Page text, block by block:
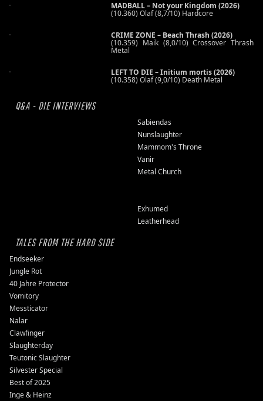
MADBALL – Not your Kingdom (2026)
(10.360) Olaf (8,7/10) Hardcore
CRIME ZONE – Beach Thrash (2026)
(10.359) Maik (8,0/10) Crossover Thrash
Metal
LEFT TO DIE – Initium mortis (2026)
(10.358) Olaf (9,0/10) Death Metal
Q&A - DIE INTERVIEWS
Sabiendas
Nunslaughter
Mammom's Throne
Vanir
Metal Church
Exhumed
Leatherhead
TALES FROM THE HARD SIDE
Endseeker
Jungle Rot
40 Jahre Protector
Vomitory
Messticator
Nalar
Clawfinger
Slaughterday
Teutonic Slaughter
Silvester Special
Best of 2025
Inge & Heinz